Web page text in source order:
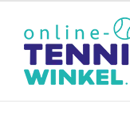
inhoud